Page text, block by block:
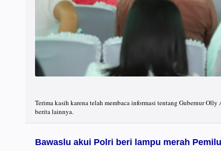
Terima kasih karena telah membaca informasi tentang Gubernur
berita lainnya.
Bawaslu akui Polri beri lampu merah